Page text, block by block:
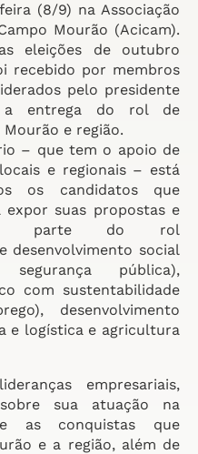
(8/9) na Associação
Mourão (Acicam).
eleições de outubro
recebido por membros
pelo presidente
a entrega do rol de
e região.
– que tem o apoio de
e regionais – está
os candidatos que
suas propostas e
parte do rol
desenvolvimento social
pública),
com sustentabilidade
desenvolvimento
e logística e agricultura
empresariais,
sua atuação na
e as conquistas que
e a região, além de